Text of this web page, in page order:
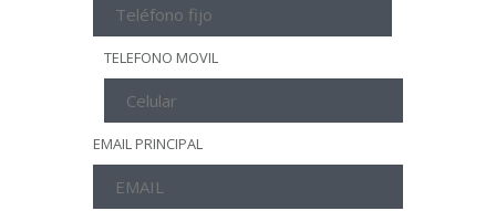
TELEFONO MOVIL
EMAIL PRINCIPAL